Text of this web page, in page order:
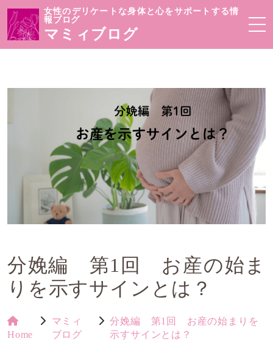
女性のデリケートな身体と心をサポートする情
報ブログ
マミィブログ
分娩編 第1回 お産の始ま
りを示すサインとは？
Home
マミィ
ブログ
分娩編 第1回 お産の始まりを
示すサインとは？